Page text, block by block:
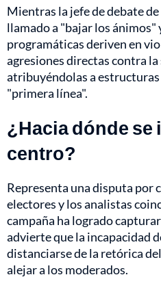
Mientras la jefe de debate
llamado a "bajar los
programáticas deriven en
agresiones directas contra la
atribuyéndolas a
"primera línea".
¿Hacia dónde se
centro?
Representa una disputa por
electores y los analistas
campaña ha logrado
advierte que la incapacidad
distanciarse de la retórica
alejar a los moderados.